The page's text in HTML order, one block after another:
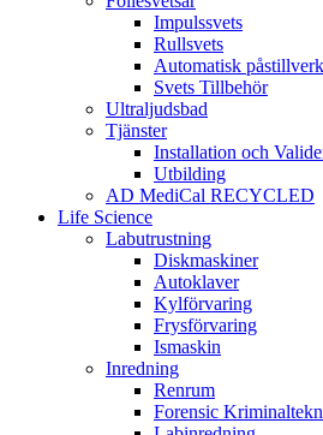
Impulssvets
Rullsvets
Automatisk
Svets Tillbehör
Ultraljudsbad
Tjänster
Installation och
Utbilding
AD MediCal RECYCLED
Life Science
Labutrustning
Diskmaskiner
Autoklaver
Kylförvaring
Frysförvaring
Ismaskin
Inredning
Renrum
Forensic